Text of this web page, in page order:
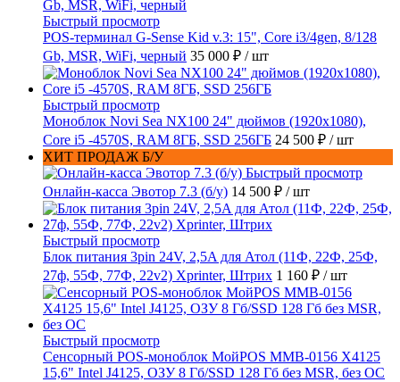
Быстрый просмотр
POS-терминал G-Sense Kid v.3: 15", Core i3/4gen, 8/128
Gb, MSR, WiFi, черный 35 000 ₽ / шт
Быстрый просмотр
Моноблок Novi Sea NX100 24" дюймов (1920x1080),
Core i5 -4570S, RAM 8ГБ, SSD 256ГБ 24 500 ₽ / шт
ХИТ ПРОДАЖ Б/У
Быстрый просмотр
Онлайн-касса Эвотор 7.3 (б/у) 14 500 ₽ / шт
Быстрый просмотр
Блок питания 3pin 24V, 2,5A для Атол (11Ф, 22Ф, 25Ф,
27ф, 55Ф, 77Ф, 22v2) Xprinter, Штрих 1 160 ₽ / шт
Быстрый просмотр
Сенсорный POS-моноблок МойPOS MMB-0156 X4125
15,6" Intel J4125, ОЗУ 8 Гб/SSD 128 Гб без MSR, без ОС